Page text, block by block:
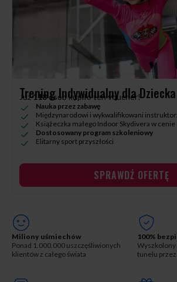
Trening Indywidualny dla Dziecka
Już118osób kupiło ten voucher!
Nauka przez zabawę
Międzynarodowi i wykwalifikowani
Książeczka małego Indoor Skydivera w cenie
Dostosowany program szkoleniowy
Elitarny sport przyszłości
SPRAWDŹ OFERTĘ
Miliony uśmiechów
Ponad 1.000.000 uszczęśliwionych
klientów z całego świata
100%
Wyszkolony
tunelu przez